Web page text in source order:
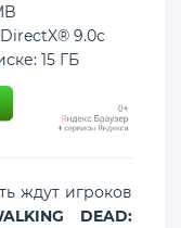
9.0с
15 ГБ
ждут игроков
DEAD: